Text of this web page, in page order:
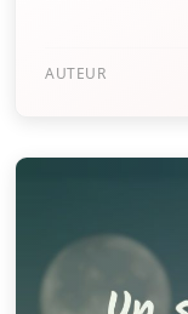
AUTEUR